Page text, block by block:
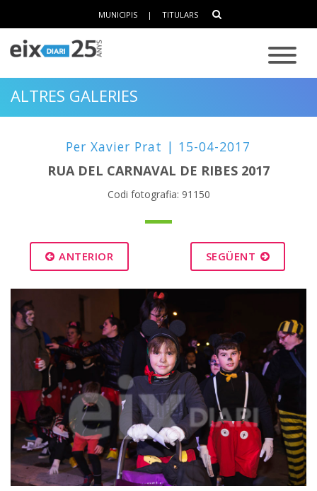
MUNICIPIS | TITULARS
ALTRES GALERIES
Per Xavier Prat | 15-04-2017
RUA DEL CARNAVAL DE RIBES 2017
Codi fotografia: 91150
ANTERIOR SEGÜENT